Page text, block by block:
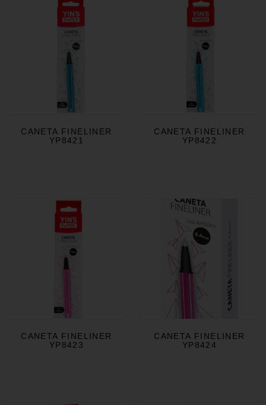
CANETA FINELINER
YP8421
CANETA FINELINER
YP8422
CANETA FINELINER
YP8423
CANETA FINELINER
YP8424